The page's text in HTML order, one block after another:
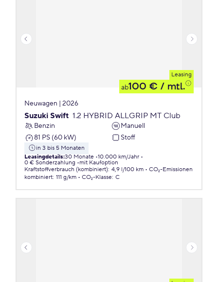
Leasing
ab100 € / mtl.
Neuwagen | 2026
Suzuki Swift 1.2 HYBRID ALLGRIP MT Club
Benzin
Manuell
81 PS (60 kW)
Stoff
in 3 bis 5 Monaten
Leasingdetails:30 Monate 10.000 km/Jahr
0 € Sonderzahlung
mit Kaufoption
Kraftstoffverbrauch (kombiniert): 4,9 l/100 km
CO₂-Emissionen
kombiniert: 111 g/km CO₂-Klasse: C